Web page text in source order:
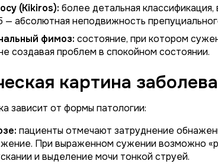
(Kikiros): более детальная
— абсолютная неподвижность
фимоз: состояние, при котором
создавая проблем в спокойном состоянии.
картина
зависит от формы патологии:
пациенты отмечают затруднение
При выраженном сужении возможно
и выделение мочи тонкой струей.